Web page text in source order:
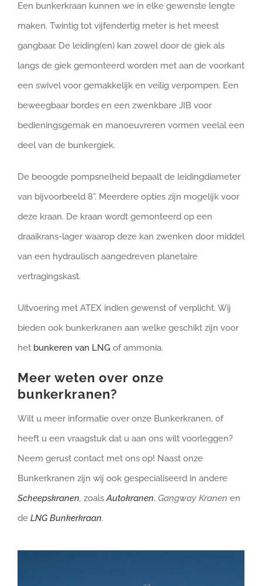
Een bunkerkraan kunnen we in elke gewenste lengte
maken. Twintig tot vijfendertig meter is het meest
gangbaar. De leiding(en) kan zowel door de giek als
langs de giek gemonteerd worden met aan de voorkant
een swivel voor gemakkelijk en veilig verpompen. Een
beweegbaar bordes en een zwenkbare JIB voor
bedieningsgemak en manoeuvreren vormen veelal een
deel van de bunkergiek.
De beoogde pompsnelheid bepaalt de leidingdiameter
van bijvoorbeeld 8”. Meerdere opties zijn mogelijk voor
deze kraan. De kraan wordt gemonteerd op een
draaikrans-lager waarop deze kan zwenken door middel
van een hydraulisch aangedreven planetaire
vertragingskast.
Uitvoering met ATEX indien gewenst of verplicht. Wij
bieden ook bunkerkranen aan welke geschikt zijn voor
het bunkeren van LNG of ammonia.
Meer weten over onze
bunkerkranen?
Wilt u meer informatie over onze Bunkerkranen, of
heeft u een vraagstuk dat u aan ons wilt voorleggen?
Neem gerust contact met ons op! Naast onze
Bunkerkranen zijn wij ook gespecialiseerd in andere
Scheepskranen, zoalsAutokranen, Gangway Kranen en
de LNG Bunkerkraan.